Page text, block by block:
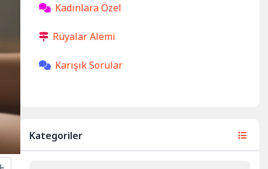
Kadınlara Özel
Rüyalar Alemi
Karışık Sorular
Kategoriler